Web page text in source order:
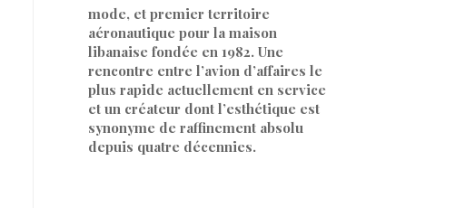
mode, et premier territoire
aéronautique pour la maison
libanaise fondée en 1982. Une
rencontre entre l’avion d’affaires le
plus rapide actuellement en service
et un créateur dont l’esthétique est
synonyme de raffinement absolu
depuis quatre décennies.